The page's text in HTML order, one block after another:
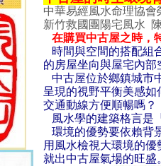
中華易經風水命理協會
新竹救國團陽宅風水
在購買中古屋之時，
時間與空間的搭配組
的房屋坐向與屋宅內
中古屋位於鄉鎮城市
呈現的視野平衡美感
交通動線方便順暢嗎？
風水學的建築格言是
環境的優勢要依賴背
用風水檢視大環境的
就出中古屋氣場的旺盛